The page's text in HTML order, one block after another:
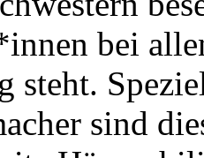
bei
steht.
sind